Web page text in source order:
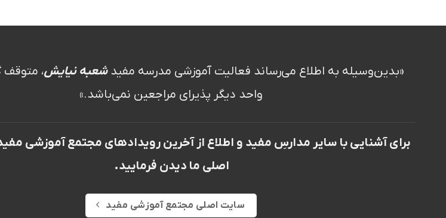
«بدین‌وسیله به اطلاع می‌رساند فعالیت آموزشی مدرسه مفیدشعبه نیایش، متوقف
واحد دیگر پذیرای مراجعین نمی‌باشد.»
برای آشنایی با سایر مدارسِ مفید و اطلاع از آخرین رویدادهای مجتمع آموزشی
اصلی ما دیدن فرمایید.
سایت اصلی مجتمع آموزشی مفید